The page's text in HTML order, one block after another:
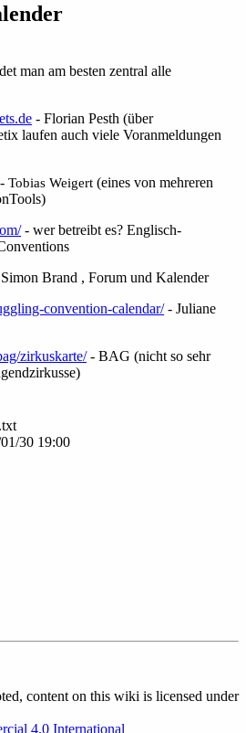
man am besten zentral alle
- Florian Pesth (über
laufen auch viele Voranmeldungen
Tobias Weigert (eines von mehreren
- wer betreibt es? Englisch-
Brand , Forum und Kalender
convention-calendar/- Juliane
zirkuskarte/- BAG (nicht so sehr
30 19:00
content on this wiki is licensed under
4.0 International